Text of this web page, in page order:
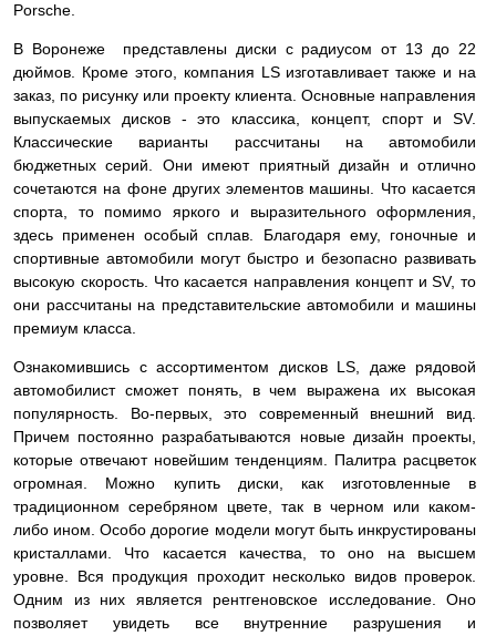
Porsche.
В Воронеже представлены диски с радиусом от 13 до 22
дюймов. Кроме этого, компания LS изготавливает также и на
заказ, по рисунку или проекту клиента. Основные направления
выпускаемых дисков - это классика, концепт, спорт и SV.
Классические варианты рассчитаны на автомобили
бюджетных серий. Они имеют приятный дизайн и отлично
сочетаются на фоне других элементов машины. Что касается
спорта, то помимо яркого и выразительного оформления,
здесь применен особый сплав. Благодаря ему, гоночные и
спортивные автомобили могут быстро и безопасно развивать
высокую скорость. Что касается направления концепт и SV, то
они рассчитаны на представительские автомобили и машины
премиум класса.
Ознакомившись с ассортиментом дисков LS, даже рядовой
автомобилист сможет понять, в чем выражена их высокая
популярность. Во-первых, это современный внешний вид.
Причем постоянно разрабатываются новые дизайн проекты,
которые отвечают новейшим тенденциям. Палитра расцветок
огромная. Можно купить диски, как изготовленные в
традиционном серебряном цвете, так в черном или каком-
либо ином. Особо дорогие модели могут быть инкрустированы
кристаллами. Что касается качества, то оно на высшем
уровне. Вся продукция проходит несколько видов проверок.
Одним из них является рентгеновское исследование. Оно
позволяет увидеть все внутренние разрушения и